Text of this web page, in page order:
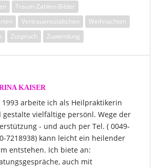
Traum-Zahlen-Bilder
Vertrauensstäbchen
Weihnachten
Zuspruch Zuwendung
KAISER
1993 arbeite ich als Heilpraktikerin
gestalte vielfältige persönl. Wege der
- und auch per Tel. ( 0049-
7218938) kann leicht ein heilender
entstehen. Ich biete an:
auch mit